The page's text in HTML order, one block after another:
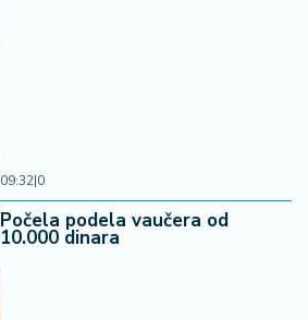
09:32|0
Počela podela vaučera od
10.000 dinara